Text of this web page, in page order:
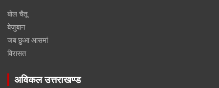
बोल चैतू
बेजुबान
जब छुआ आसमां
विरासत
अविकल उत्तराखण्ड